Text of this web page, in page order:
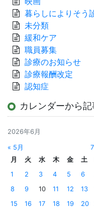
暮らしによりそう
未分類
緩和ケア
職員募集
診療のお知らせ
診療報酬改定
認知症
カレンダーから
2026年6月
« 5月
月
火 水 木 金 土
1
2 3 4 5 6
8
9 10 11 12 13
15
16 17 18 19 20